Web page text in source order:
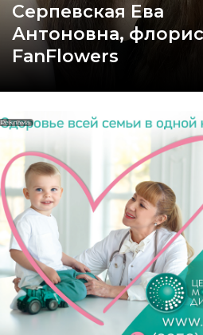
Серпевская Ева
Антоновна,
FanFlowers
Реклама